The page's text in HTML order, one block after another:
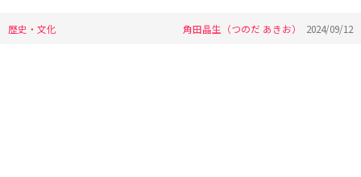
歴史・文化 角田晶生（つのだ あきお） 2024/09/12